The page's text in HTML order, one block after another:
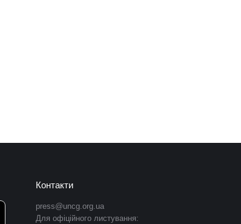
Контакти
press@uncg.org.ua
Для офіційного листування: